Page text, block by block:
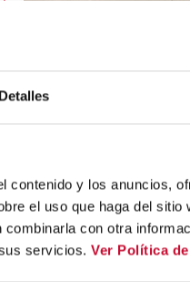
Detalles
y los anuncios,
el uso que haga del sitio
con otra
servicios. Ver Política
Carga
Uso de
países del